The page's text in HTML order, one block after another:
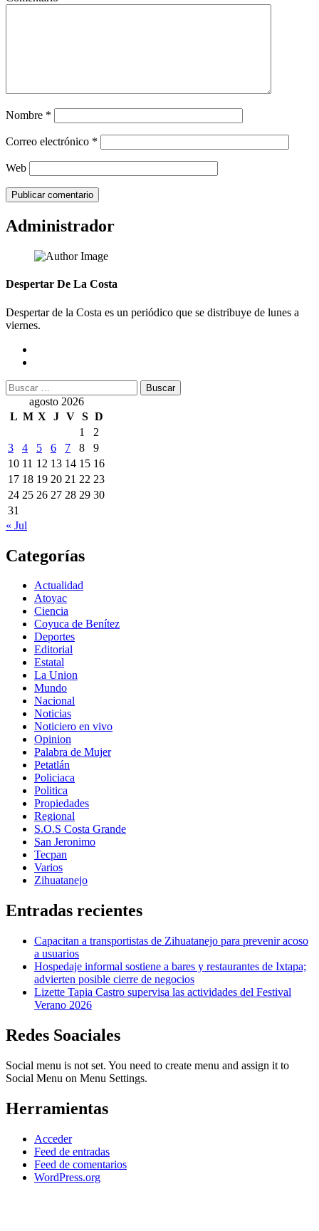
Nombre *
Correo electrónico *
Web
Administrador
Despertar De La Costa
Despertar de la Costa es un periódico que se distribuye de lunes a
viernes.
Buscar:
agosto 2026
L M X J V S D
1
2
3
4 5 6 7 8
9
10 11 12 13 14 15 16
17 18 19 20 21 22 23
24 25 26 27 28 29 30
31
« Jul
Categorías
Actualidad
Atoyac
Ciencia
Coyuca de Benítez
Deportes
Editorial
Estatal
La Union
Mundo
Nacional
Noticias
Noticiero en vivo
Opinion
Palabra de Mujer
Petatlán
Policiaca
Politica
Propiedades
Regional
S.O.S Costa Grande
San Jeronimo
Tecpan
Varios
Zihuatanejo
Entradas recientes
Capacitan a transportistas de Zihuatanejo para prevenir acoso
a usuarios
Hospedaje informal sostiene a bares y restaurantes de Ixtapa;
advierten posible cierre de negocios
Lizette Tapia Castro supervisa las actividades del Festival
Verano 2026
Redes Soaciales
Social menu is not set. You need to create menu and assign it to
Social Menu on Menu Settings.
Herramientas
Acceder
Feed de entradas
Feed de comentarios
WordPress.org